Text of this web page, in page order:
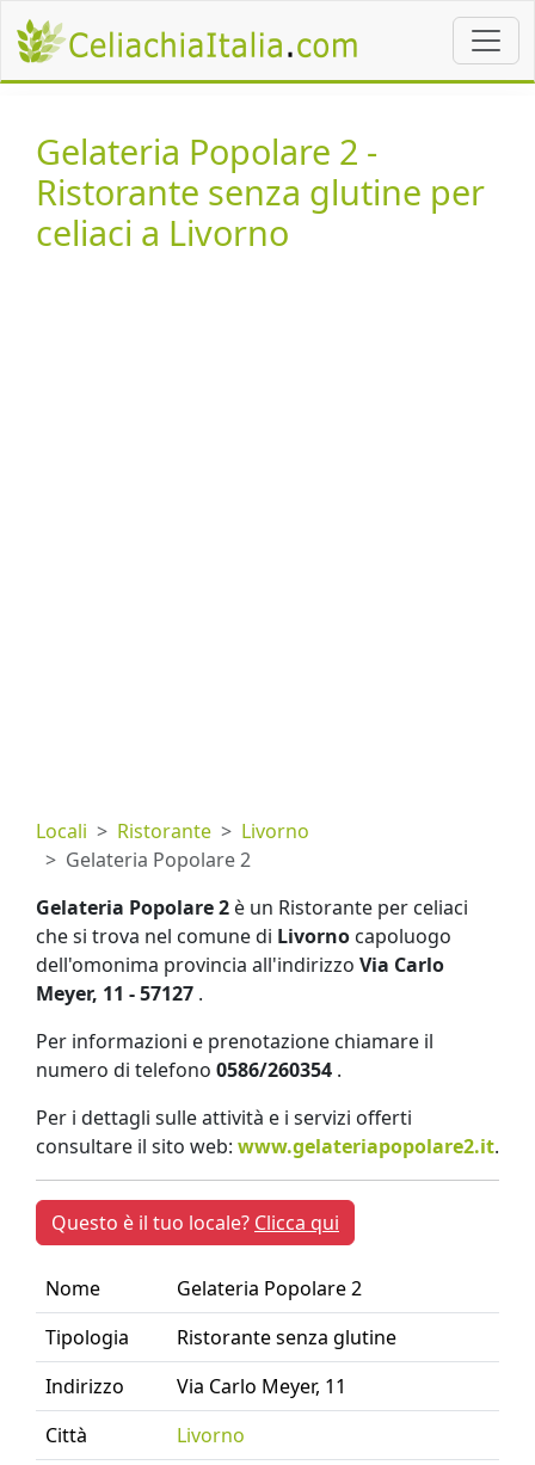
Gelateria Popolare 2 -
Ristorante senza glutine per
celiaci a Livorno
Locali Ristorante
Livorno
Gelateria Popolare 2
Gelateria Popolare 2 è un Ristorante per celiaci
che si trova nel comune di Livorno capoluogo
dell'omonima provincia all'indirizzo Via Carlo
Meyer, 11 - 57127 .
Per informazioni e prenotazione chiamare il
numero di telefono 0586/260354 .
Per i dettagli sulle attività e i servizi offerti
consultare il sito web: www.gelateriapopolare2.it.
Questo è il tuo locale? Clicca qui
Nome
Gelateria Popolare 2
Tipologia
Ristorante senza glutine
Indirizzo
Via Carlo Meyer, 11
Città
Livorno